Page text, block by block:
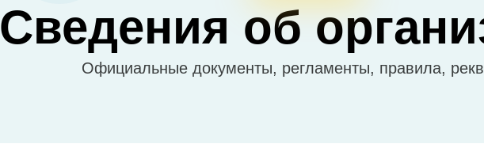
Сведения об
Официальные документы, регламенты, правила,